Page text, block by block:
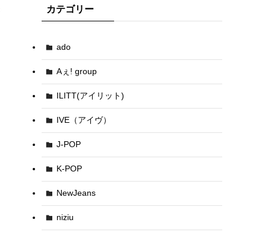
カテゴリー
ado
Aぇ! group
ILITT(アイリット)
IVE（アイヴ）
J-POP
K-POP
NewJeans
niziu